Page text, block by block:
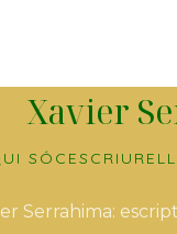
Xavier
SÓC ESCRIURE
Serrahima: